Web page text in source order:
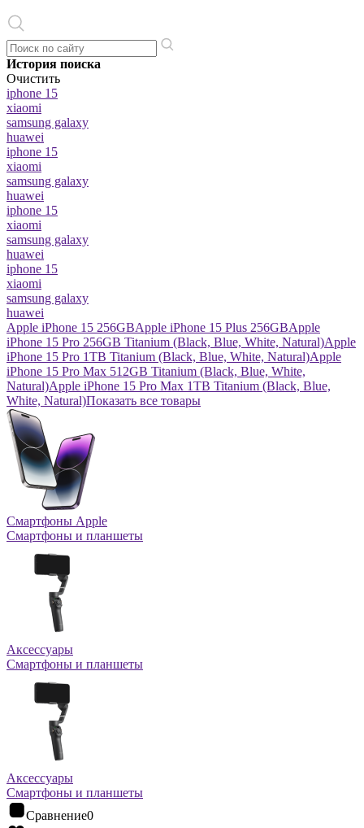
История поиска
Очистить
iphone 15
xiaomi
samsung galaxy
huawei
iphone 15
xiaomi
samsung galaxy
huawei
iphone 15
xiaomi
samsung galaxy
huawei
iphone 15
xiaomi
samsung galaxy
huawei
Apple iPhone 15 256GBApple iPhone 15 Plus 256GBApple
iPhone 15 Pro 256GB Titanium (Black, Blue, White, Natural)Apple
iPhone 15 Pro 1TB Titanium (Black, Blue, White, Natural)Apple
iPhone 15 Pro Max 512GB Titanium (Black, Blue, White,
Natural)Apple iPhone 15 Pro Max 1TB Titanium (Black, Blue,
White, Natural)Показать все товары
Смартфоны Apple
Смартфоны и планшеты
Аксессуары
Смартфоны и планшеты
Аксессуары
Смартфоны и планшеты
Сравнение0